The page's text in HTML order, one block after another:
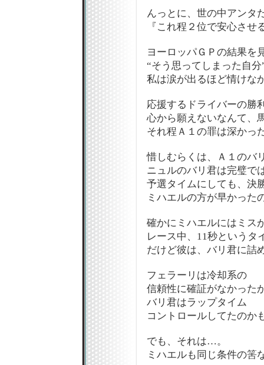
んっとに、世の中アンタ
『これ程２位で安心さ
ヨーロッパＧＰの結果を
“そう思ってしまった自
私は涙が出るほど情けな
応援するドライバーの勝
心から願えないなんて、
それ程Ａ１の罪は深かっ
惜しむらくは、Ａ１のバ
ニュルのバリ君は完璧で
予選タイムにしても、決
ミハエルの方が早かった
確かにミハエルにはミス
レース中、11秒というタ
だけど彼は、バリ君に詰
フェラーリは冷却系の
信頼性に確証がなかった
バリ君はラップタイム
コントロールしてたのか
でも、それは…。
ミハエルも同じ条件の筈